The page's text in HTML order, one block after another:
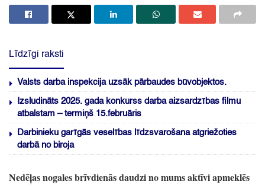
Līdzīgi raksti
Valsts darba inspekcija uzsāk pārbaudes būvobjektos.
Izsludināts 2025. gada konkurss darba aizsardzības filmu
atbalstam – termiņš 15.februāris
Darbinieku garīgās veselības līdzsvarošana atgriežoties
darbā no biroja
Nedēļas nogales brīvdienās daudzi no mums aktīvi apmeklēs